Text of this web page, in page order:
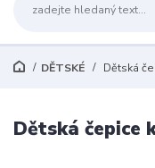
DĚTSKÉ Dětská
Dětská čepice